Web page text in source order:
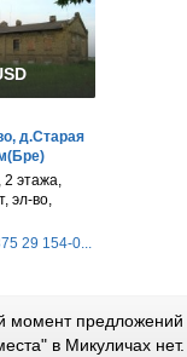
д.Старая
2 этажа,
эл-во,
29 154-0...
момент предложений
в Микуличах